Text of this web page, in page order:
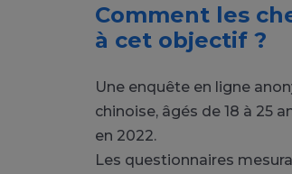
Comment les
à cet objectif ?
Une enquête en ligne
chinoise, âgés de 18 à 25
en 2022.
Les questionnaires